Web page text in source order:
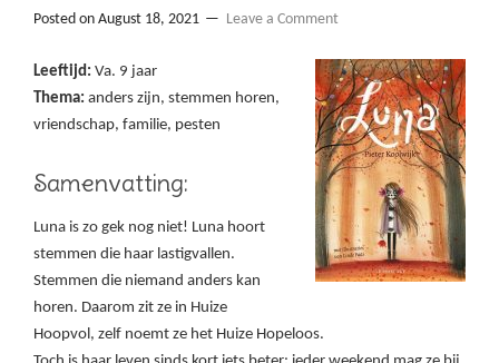
Posted on August 18, 2021 Leave a Comment
Leeftijd: Va. 9 jaar
Thema: anders zijn, stemmen horen,
vriendschap, familie, pesten
Samenvatting:
Luna is zo gek nog niet! Luna hoort
stemmen die haar lastigvallen.
Stemmen die niemand anders kan
horen. Daarom zit ze in Huize
Hoopvol, zelf noemt ze het Huize Hopeloos.